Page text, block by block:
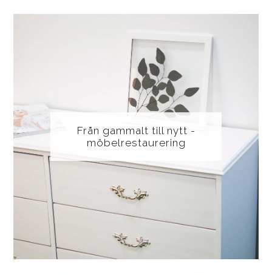
Från gammalt till nytt -
möbelrestaurering